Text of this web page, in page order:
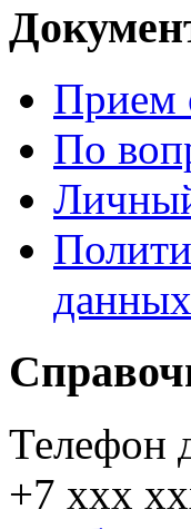
Прием
По
Телефон
+7 xxx